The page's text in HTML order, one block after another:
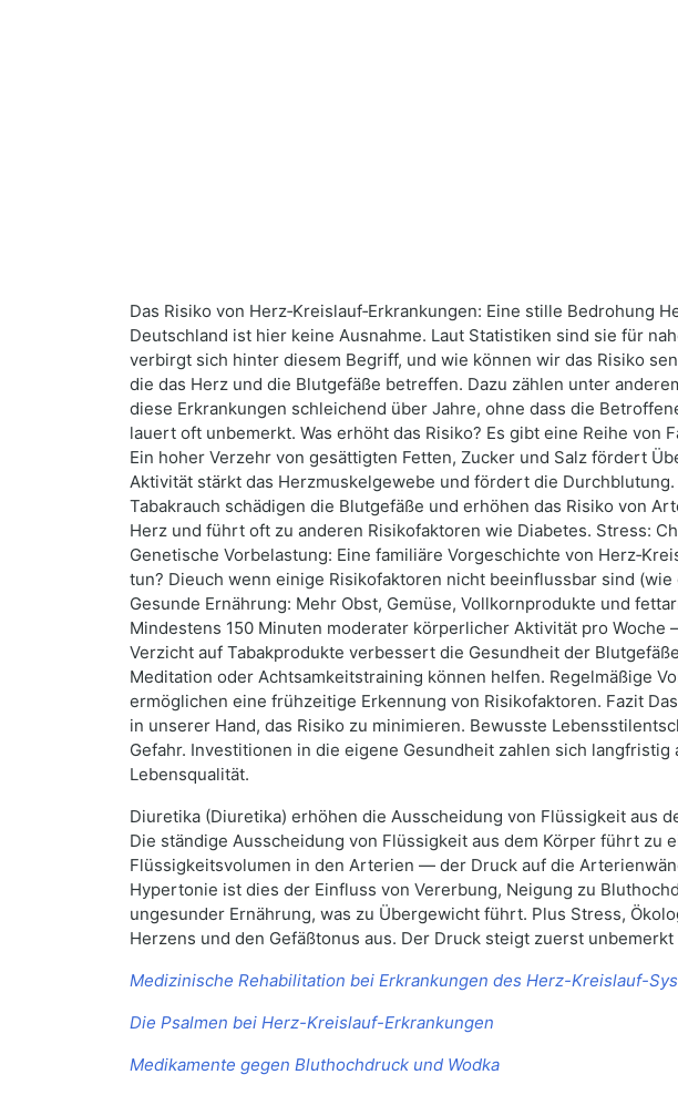
Das Risiko von Herz‑Kreislauf‑Erkrankungen: Eine stille
Deutschland ist hier keine Ausnahme. Laut Statistiken sind sie für
verbirgt sich hinter diesem Begriff, und wie können wir das Risiko
die das Herz und die Blutgefäße betreffen. Dazu zählen unter
diese Erkrankungen schleichend über Jahre, ohne dass die
lauert oft unbemerkt. Was erhöht das Risiko? Es gibt eine Reihe von
Ein hoher Verzehr von gesättigten Fetten, Zucker und Salz fördert
Aktivität stärkt das Herzmuskelgewebe und fördert die
Tabakrauch schädigen die Blutgefäße und erhöhen das Risiko von
Herz und führt oft zu anderen Risikofaktoren wie Diabetes. Stress:
Genetische Vorbelastung: Eine familiäre Vorgeschichte von
tun? Dieuch wenn einige Risikofaktoren nicht beeinflussbar sind
Gesunde Ernährung: Mehr Obst, Gemüse, Vollkornprodukte und
Mindestens 150 Minuten moderater körperlicher Aktivität pro
Verzicht auf Tabakprodukte verbessert die Gesundheit der
Meditation oder Achtsamkeitstraining können helfen. Regelmäßige
ermöglichen eine frühzeitige Erkennung von Risikofaktoren. Fazit
in unserer Hand, das Risiko zu minimieren. Bewusste
Gefahr. Investitionen in die eigene Gesundheit zahlen sich
Lebensqualität.
Diuretika (Diuretika) erhöhen die Ausscheidung von Flüssigkeit aus
Die ständige Ausscheidung von Flüssigkeit aus dem Körper führt
Flüssigkeitsvolumen in den Arterien — der Druck auf die
Hypertonie ist dies der Einfluss von Vererbung, Neigung zu
ungesunder Ernährung, was zu Übergewicht führt. Plus Stress,
Herzens und den Gefäßtonus aus. Der Druck steigt zuerst
Medizinische Rehabilitation bei Erkrankungen des Herz-Kreislauf-
Die Psalmen bei Herz-Kreislauf-Erkrankungen
Medikamente gegen Bluthochdruck und Wodka